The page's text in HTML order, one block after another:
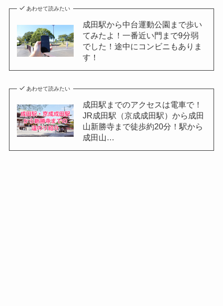
あわせて読みたい
成田駅から中台運動公園まで歩い
てみたよ！一番近い門まで9分弱
でした！途中にコンビニもありま
す！
あわせて読みたい
成田駅までのアクセスは電車で！
JR成田駅（京成成田駅）から成田
山新勝寺まで徒歩約20分！駅から
成田山…